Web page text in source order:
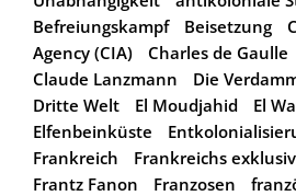
Befreiungskampf
Beisetzung
Agency (CIA)
Charles de Gaulle
Claude Lanzmann
Die
Dritte Welt
El Moudjahid
El
Elfenbeinküste
Frankreich
Frankreichs
Frantz Fanon
Franzosen